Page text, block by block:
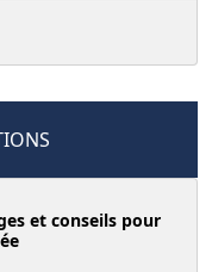
et conseils pour